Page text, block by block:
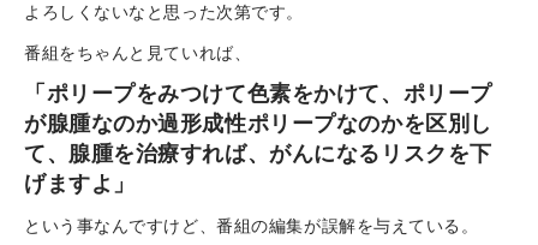
よろしくないなと思った次第です。
番組をちゃんと見ていれば、
「ポリープをみつけて色素をかけて、ポリープ
が腺腫なのか過形成性ポリープなのかを区別し
て、腺腫を治療すれば、がんになるリスクを下
げますよ」
という事なんですけど、番組の編集が誤解を与えている。